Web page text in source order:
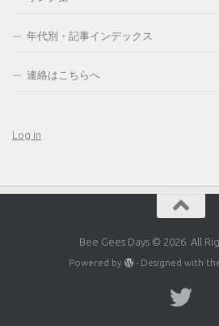
年代別・記事インデックス
連絡はこちらへ
Log in
Bee Gees Days © 2026. All
Powered by - Designed with